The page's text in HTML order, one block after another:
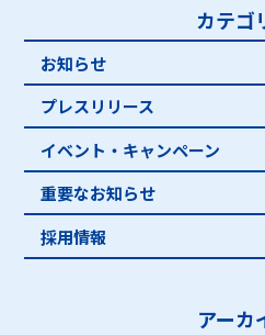
カテゴ
お知らせ
プレスリリース
イベント・キャンペーン
重要なお知らせ
採用情報
アーカ